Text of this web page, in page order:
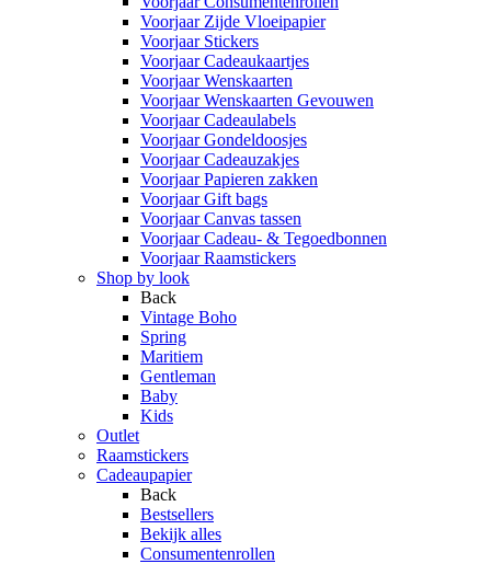
Voorjaar Zijde Vloeipapier
Voorjaar Stickers
Voorjaar Cadeaukaartjes
Voorjaar Wenskaarten
Voorjaar Wenskaarten Gevouwen
Voorjaar Cadeaulabels
Voorjaar Gondeldoosjes
Voorjaar Cadeauzakjes
Voorjaar Papieren zakken
Voorjaar Gift bags
Voorjaar Canvas tassen
Voorjaar Cadeau- & Tegoedbonnen
Voorjaar Raamstickers
Shop by look
Back
Vintage Boho
Spring
Maritiem
Gentleman
Baby
Kids
Outlet
Raamstickers
Cadeaupapier
Back
Bestsellers
Bekijk alles
Consumentenrollen